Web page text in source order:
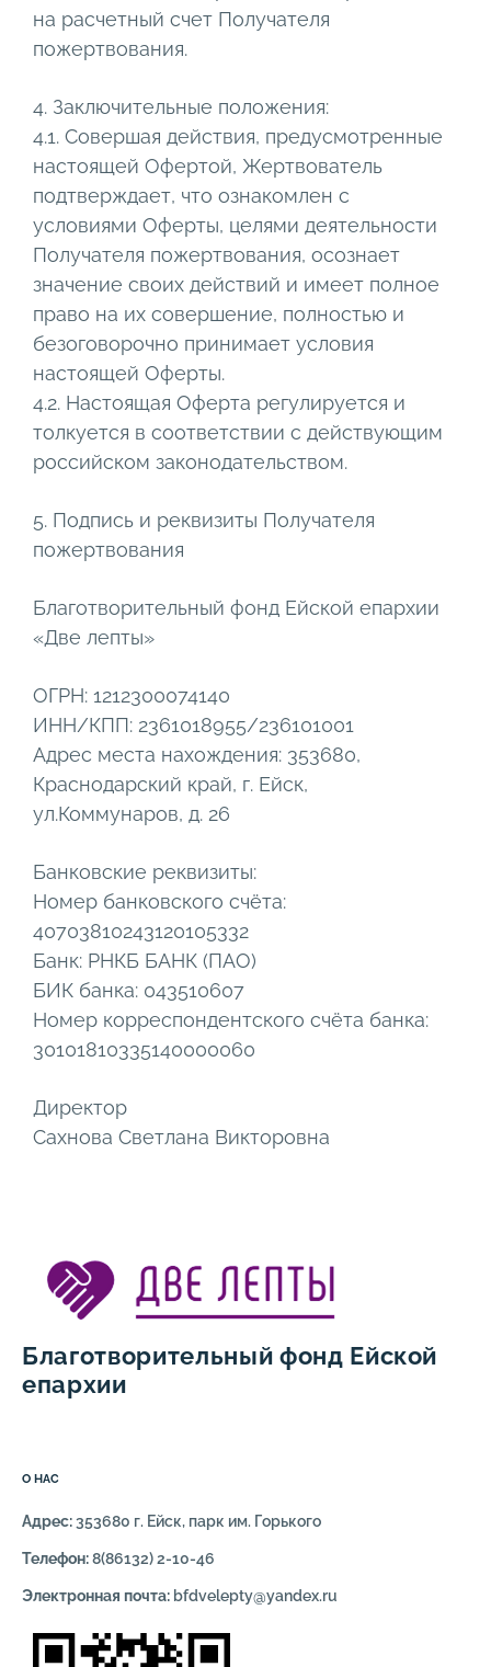
на расчетный счет Получателя
пожертвования.
4. Заключительные положения:
4.1. Совершая действия, предусмотренные
настоящей Офертой, Жертвователь
подтверждает, что ознакомлен с
условиями Оферты, целями деятельности
Получателя пожертвования, осознает
значение своих действий и имеет полное
право на их совершение, полностью и
безоговорочно принимает условия
настоящей Оферты.
4.2. Настоящая Оферта регулируется и
толкуется в соответствии с действующим
российском законодательством.
5. Подпись и реквизиты Получателя
пожертвования
Благотворительный фонд Ейской епархии
«Две лепты»
ОГРН: 1212300074140
ИНН/КПП: 2361018955/236101001
Адрес места нахождения: 353680,
Краснодарский край, г. Ейск,
ул.Коммунаров, д. 26
Банковские реквизиты:
Номер банковского счёта:
40703810243120105332
Банк: РНКБ БАНК (ПАО)
БИК банка: 043510607
Номер корреспондентского счёта банка:
30101810335140000060
Директор
Сахнова Светлана Викторовна
Благотворительный фонд Ейской
епархии
О НАС
Адрес:353680 г. Ейск, парк им. Горького
Телефон:8(86132) 2-10-46
Электронная почта: bfdvelepty@yandex.ru